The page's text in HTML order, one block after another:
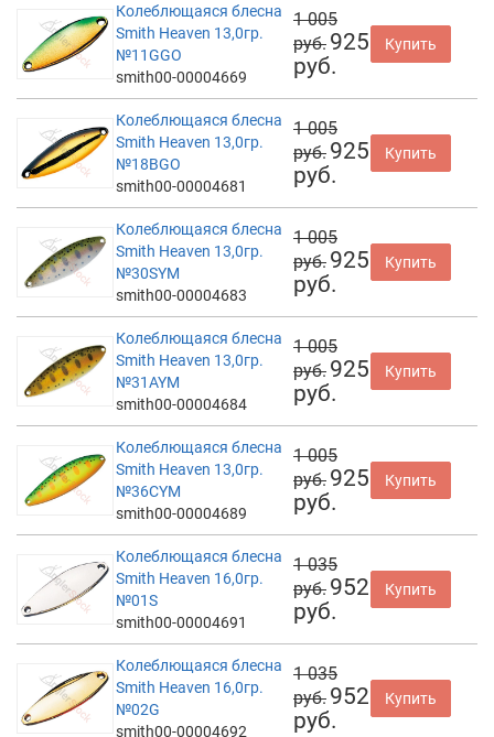
Колеблющаяся блесна
Smith Heaven 13,0гр.
№11GGO
smith00-00004669
1 005
руб. 925
руб.
Купить
Колеблющаяся блесна
Smith Heaven 13,0гр.
№18BGO
smith00-00004681
1 005
руб. 925
руб.
Купить
Колеблющаяся блесна
Smith Heaven 13,0гр.
№30SYM
smith00-00004683
1 005
руб. 925
руб.
Купить
Колеблющаяся блесна
Smith Heaven 13,0гр.
№31AYM
smith00-00004684
1 005
руб. 925
руб.
Купить
Колеблющаяся блесна
Smith Heaven 13,0гр.
№36CYM
smith00-00004689
1 005
руб. 925
руб.
Купить
Колеблющаяся блесна
Smith Heaven 16,0гр.
№01S
smith00-00004691
1 035
руб. 952
руб.
Купить
Колеблющаяся блесна
Smith Heaven 16,0гр.
№02G
smith00-00004692
1 035
руб. 952
руб.
Купить